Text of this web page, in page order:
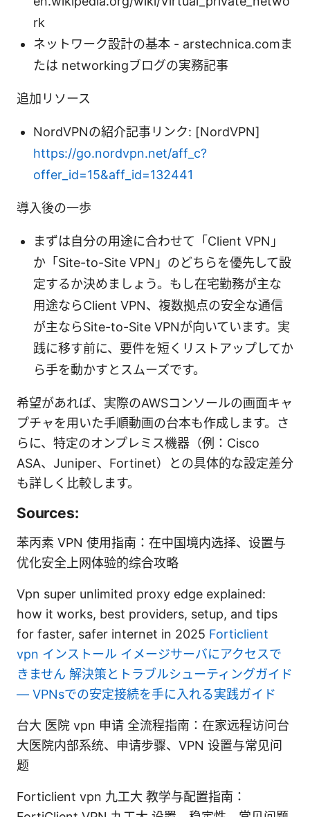
rk
ネットワーク設計の基本 - arstechnica.comま
たは networkingブログの実務記事
追加リソース
NordVPNの紹介記事リンク: [NordVPN]
https://go.nordvpn.net/aff_c?
offer_id=15&aff_id=132441
導入後の一歩
まずは自分の用途に合わせて「Client VPN」
か「Site-to-Site VPN」のどちらを優先して設
定するか決めましょう。もし在宅勤務が主な
用途ならClient VPN、複数拠点の安全な通信
が主ならSite-to-Site VPNが向いています。実
践に移す前に、要件を短くリストアップしてか
ら手を動かすとスムーズです。
希望があれば、実際のAWSコンソールの画面キャ
プチャを用いた手順動画の台本も作成します。さ
らに、特定のオンプレミス機器（例：Cisco
ASA、Juniper、Fortinet）との具体的な設定差分
も詳しく比較します。
Sources:
苯丙素 VPN 使用指南：在中国境内选择、设置与
优化安全上网体验的综合攻略
Vpn super unlimited proxy edge explained:
how it works, best providers, setup, and tips
for faster, safer internet in 2025 Forticlient
vpn インストール イメージサーバにアクセスで
きません 解決策とトラブルシューティングガイド
— VPNsでの安定接続を手に入れる実践ガイド
台大 医院 vpn 申请 全流程指南：在家远程访问台
大医院内部系统、申请步骤、VPN 设置与常见问
题
Forticlient vpn 九工大 教学与配置指南：